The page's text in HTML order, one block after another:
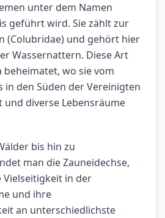
unter dem Namen
geführt wird. Sie zählt zur
(Colubridae) und gehört hier
Wassernattern. Diese Art
wo sie vom
in den Süden der Vereinigten
diverse Lebensräume
bis hin zu
man die Zauneidechse,
Vielseitigkeit in der
und ihre
an unterschiedlichste